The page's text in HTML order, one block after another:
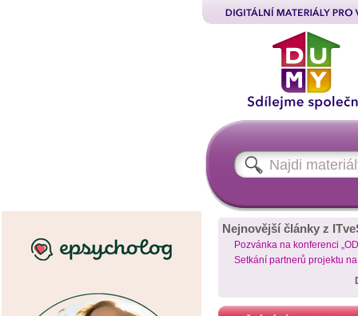
Nejnovější články z
Pozvánka na konferenci
Setkání partnerů projektu